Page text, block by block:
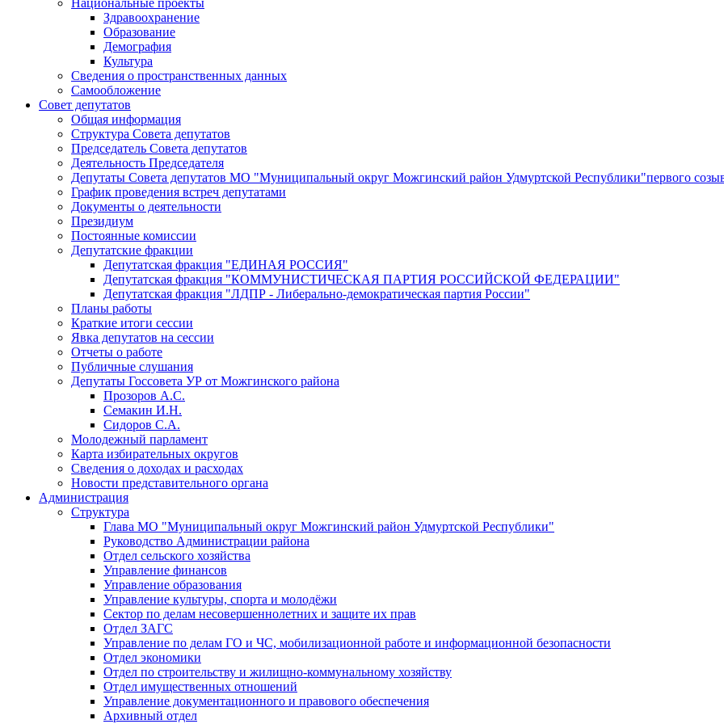
Здравоохранение
Образование
Демография
Культура
Сведения о пространственных данных
Самообложение
Совет депутатов
Общая информация
Структура Совета депутатов
Председатель Совета депутатов
Деятельность Председателя
Депутаты Совета депутатов МО "Муниципальный округ Можгинский район Удмуртской Республики"первого
График проведения встреч депутатами
Документы о деятельности
Президиум
Постоянные комиссии
Депутатские фракции
Депутатская фракция "ЕДИНАЯ РОССИЯ"
Депутатская фракция "КОММУНИСТИЧЕСКАЯ ПАРТИЯ РОССИЙСКОЙ ФЕДЕРАЦИИ"
Депутатская фракция "ЛДПР - Либерально-демократическая партия России"
Планы работы
Краткие итоги сессии
Явка депутатов на сессии
Отчеты о работе
Публичные слушания
Депутаты Госсовета УР от Можгинского района
Прозоров А.С.
Семакин И.Н.
Сидоров С.А.
Молодежный парламент
Карта избирательных округов
Сведения о доходах и расходах
Новости представительного органа
Администрация
Структура
Глава МО "Муниципальный округ Можгинский район Удмуртской Республики"
Руководство Администрации района
Отдел сельского хозяйства
Управление финансов
Управление образования
Управление культуры, спорта и молодёжи
Сектор по делам несовершеннолетних и защите их прав
Отдел ЗАГС
Управление по делам ГО и ЧС, мобилизационной работе и информационной безопасности
Отдел экономики
Отдел по строительству и жилищно-коммунальному хозяйству
Отдел имущественных отношений
Управление документационного и правового обеспечения
Архивный отдел